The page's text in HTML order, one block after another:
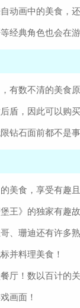
动画中的美食，
经典角色也会在
有数不清的美食
盾，因此可以购
钻石面前都不是
美食，享受有趣
王》的独家有趣
、珊迪还有许多
并料理美食！
厅！数以百计的
画面！